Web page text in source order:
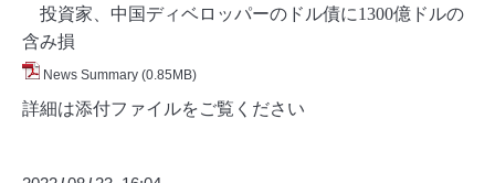
投資家、中国ディベロッパーのドル債に1300億ドルの
含み損
News Summary (0.85MB)
詳細は添付ファイルをご覧ください